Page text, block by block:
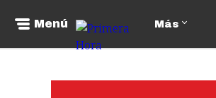
Menú Más